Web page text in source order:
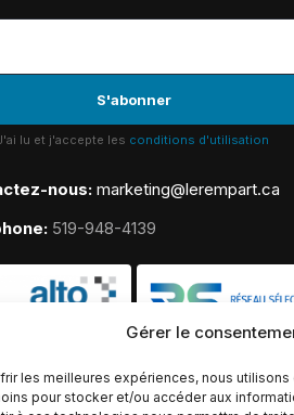
Gérer le
les meilleures expériences, nous
pour stocker et/ou accéder aux
lu et j'accepte les conditions d'utilisation
nous: marketing@lerempart.ca
519-948-4139